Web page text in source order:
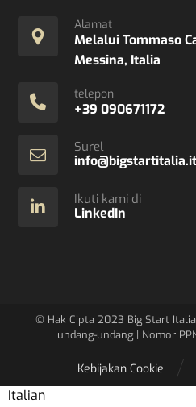
Alamat
Melalui Tommaso
Messina, Italia
telepon
+39 090671172
Surel
info@bigstartitalia.it
Ikuti kami di
LinkedIn
© Hak Cipta 2023 Big Start
undang-undang | Nomor
Kebijakan Cookie
Italian